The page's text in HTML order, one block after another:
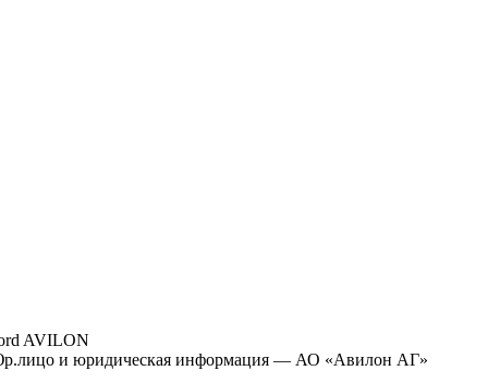
AVILON
и юридическая информация — АО «Авилон АГ»